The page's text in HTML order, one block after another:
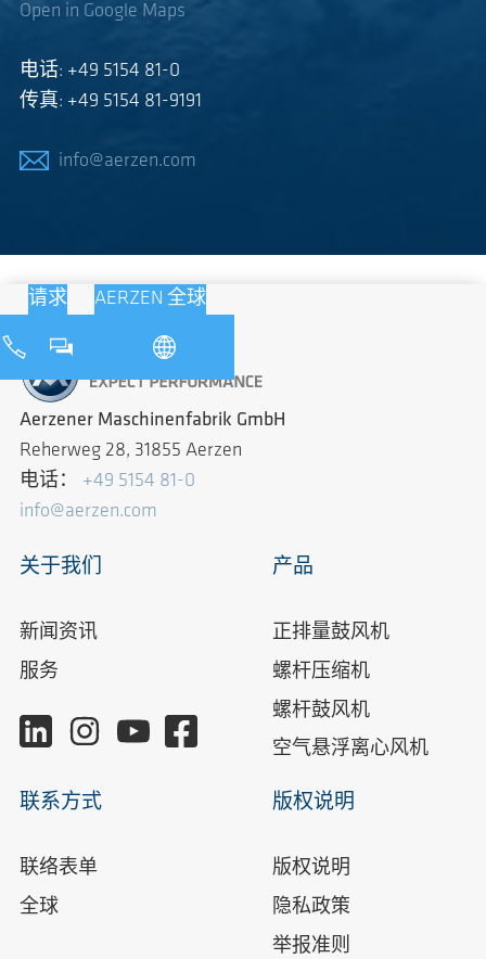
Open in Google Maps
电话: +49 5154 81-0
传真: +49 5154 81-9191
info@aerzen.com
请求 AERZEN 全球
Aerzener Maschinenfabrik GmbH
Reherweg 28, 31855 Aerzen
电话： +49 5154 81-0
info@aerzen.com
关于我们
新闻资讯
服务
产品
正排量鼓风机
螺杆压缩机
螺杆鼓风机
空气悬浮离心风机
联系方式
联络表单
全球
版权说明
版权说明
隐私政策
举报准则